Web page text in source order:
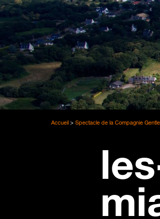
Accueil > Spectacle de la Compagnie